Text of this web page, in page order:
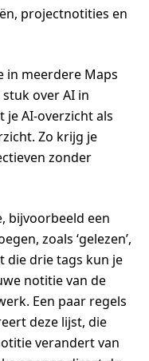
projectnotities en
in meerdere Maps
over AI in
AI-overzicht als
Zo krijg je
zonder
bijvoorbeeld een
zoals ‘gelezen’,
die drie tags kun je
notitie van de
Een paar regels
deze lijst, die
verandert van